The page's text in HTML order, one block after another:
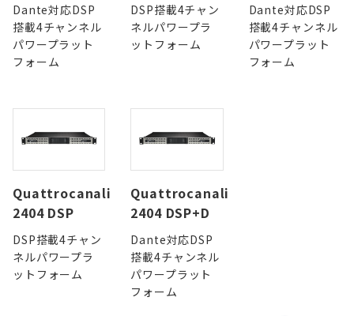
Dante対応DSP
搭載4チャンネル
パワープラット
フォーム
DSP搭載4チャン
ネルパワープラ
ットフォーム
Dante対応DSP
搭載4チャンネル
パワープラット
フォーム
Quattrocanali
2404 DSP
DSP搭載4チャン
ネルパワープラ
ットフォーム
Quattrocanali
2404 DSP+D
Dante対応DSP
搭載4チャンネル
パワープラット
フォーム